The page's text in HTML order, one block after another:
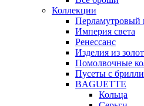
Коллекции
Перламутровый
Империя света
Ренессанс
Изделия из
Помолвочные
Пусеты с
BAGUETTE
Кольца